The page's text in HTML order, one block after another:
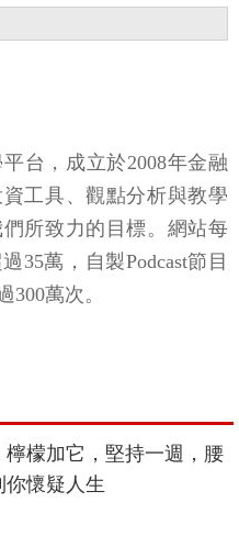
台，成立於2008年金融
工具、觀點分析與教學
所致力的目標。網站每
35萬，自製Podcast節目
300萬次。
檸檬加它，堅持一週，腰
懷疑人生